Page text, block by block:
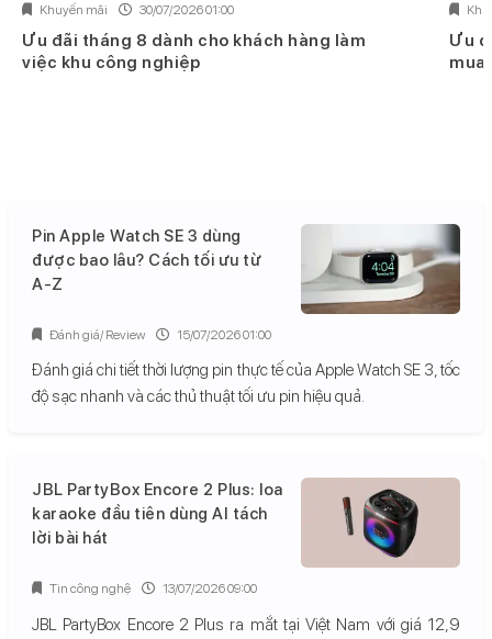
Khuyến mãi 30/07/2026 01:00
Ưu đãi tháng 8 dành cho khách hàng làm
việc khu công nghiệp
Ưu
mua
Pin Apple Watch SE 3 dùng
được bao lâu? Cách tối ưu từ
A-Z
Đánh giá chi tiết thời lượng pin thực tế của Apple Watch SE 3, tốc
độ sạc nhanh và các thủ thuật tối ưu pin hiệu quả.
Đánh giá/ Review 15/07/2026 01:00
JBL PartyBox Encore 2 Plus: loa
karaoke đầu tiên dùng AI tách
lời bài hát
JBL PartyBox Encore 2 Plus ra mắt tại Việt Nam với giá 12,9
Tin công nghệ 13/07/2026 09:00